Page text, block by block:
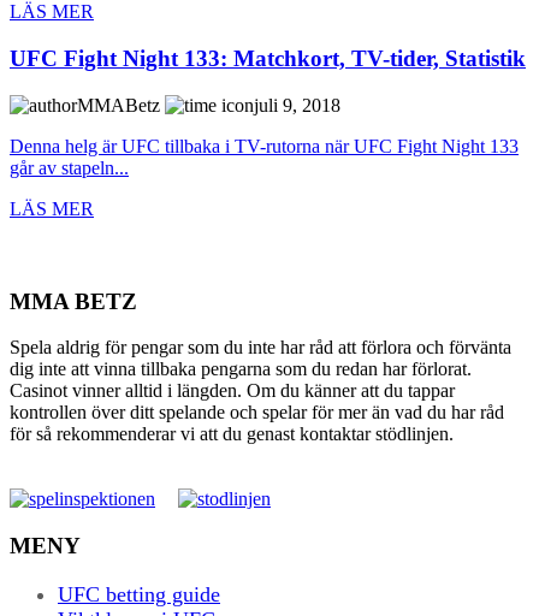
LÄS MER
UFC Fight Night 133: Matchkort, TV-tider, Statistik
MMABetz
juli 9, 2018
Denna helg är UFC tillbaka i TV-rutorna när UFC Fight Night 133
går av stapeln...
LÄS MER
MMA BETZ
Spela aldrig för pengar som du inte har råd att förlora och förvänta
dig inte att vinna tillbaka pengarna som du redan har förlorat.
Casinot vinner alltid i längden. Om du känner att du tappar
kontrollen över ditt spelande och spelar för mer än vad du har råd
för så rekommenderar vi att du genast kontaktar stödlinjen.
MENY
UFC betting guide